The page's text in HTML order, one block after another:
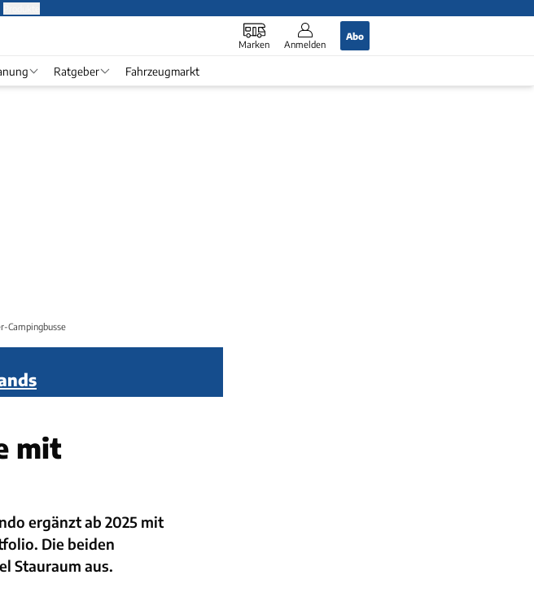
Marken Anmelden
Abo
Ratgeber Fahrzeugmarkt
Campingbusse
mit
ergänzt ab 2025 mit
Die beiden
Stauraum aus.